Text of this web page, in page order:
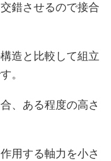
錯させるので接合
造と比較して組立
。
、ある程度の高さ
用する軸力を小さ